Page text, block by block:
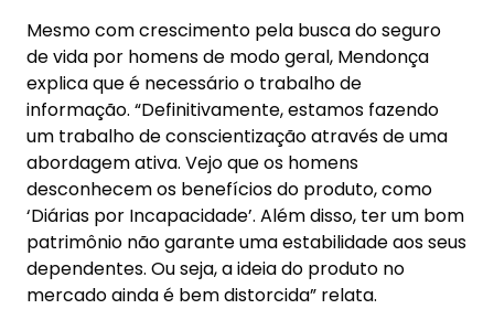
Mesmo com crescimento pela busca do seguro
de vida por homens de modo geral, Mendonça
explica que é necessário o trabalho de
informação. “Definitivamente, estamos fazendo
um trabalho de conscientização através de uma
abordagem ativa. Vejo que os homens
desconhecem os benefícios do produto, como
‘Diárias por Incapacidade’. Além disso, ter um bom
patrimônio não garante uma estabilidade aos seus
dependentes. Ou seja, a ideia do produto no
mercado ainda é bem distorcida” relata.